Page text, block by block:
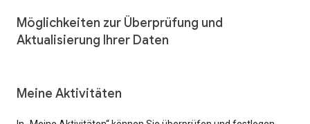
Möglichkeiten zur Überprüfung und
Aktualisierung Ihrer Daten
Meine Aktivitäten